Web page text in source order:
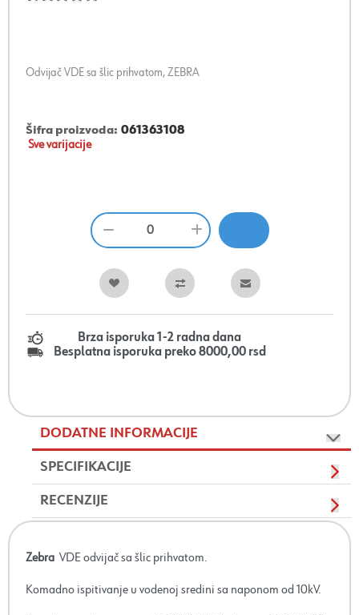
Odvijač VDE sa šlic prihvatom, ZEBRA
Šifra proizvoda: 061363108
Sve varijacije
Brza isporuka 1-2 radna dana
Besplatna isporuka preko 8000,00 rsd
DODATNE INFORMACIJE
SPECIFIKACIJE
RECENZIJE
Zebra VDE odvijač sa šlic prihvatom.
Komadno ispitivanje u vodenoj sredini sa naponom od 10kV.